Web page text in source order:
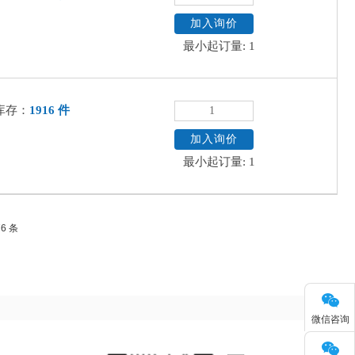
加入询价
最小起订量: 1
存： 1916 件
加入询价
最小起订量: 1
条
微信咨询